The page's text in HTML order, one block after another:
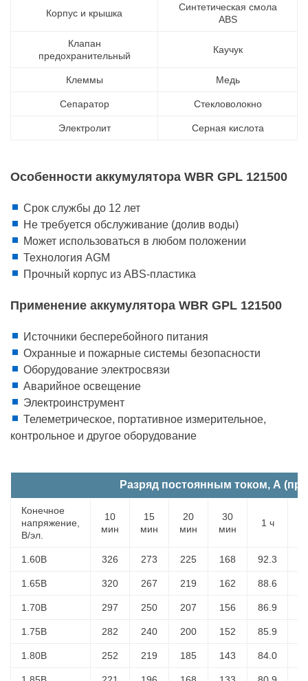
Корпус и крышка
Синтетическая смола
ABS
Клапан
предохранительный
Каучук
Клеммы Медь
Сепаратор Стекловолокно
Электролит Серная кислота
Особенности аккумулятора WBR GPL 121500
Срок службы до 12 лет
Не требуется обслуживание (долив воды)
Может использоваться в любом положении
Технология AGM
Прочный корпус из ABS-пластика
Применение аккумулятора WBR GPL 121500
Источники бесперебойного питания
Охранные и пожарные системы безопасности
Оборудование электросвязи
Аварийное освещение
Электроинструмент
Телеметрическое, портативное измерительное,
контрольное и другое оборудование
Разряд постоянным током, А
Конечное
напряжение,
В/эл.
10
мин
15
мин
20
мин
30
мин
1 ч
1.60В 326 273 225 168 92.3
1.65В 320 267 219 162 88.6
1.70В 297 250 207 156 86.9
1.75В 282 240 200 152 85.9
1.80В 252 219 185 143 84.0